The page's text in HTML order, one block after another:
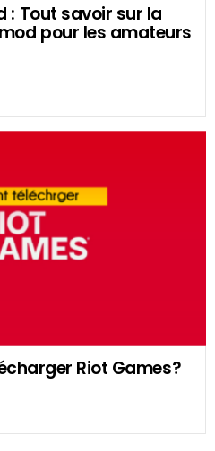
: Tout savoir sur la
pour les amateurs
Riot Games?